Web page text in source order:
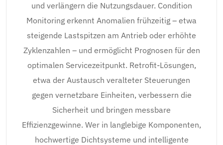
und verlängern die Nutzungsdauer. Condition
Monitoring erkennt Anomalien frühzeitig – etwa
steigende Lastspitzen am Antrieb oder erhöhte
Zyklenzahlen – und ermöglicht Prognosen für den
optimalen Servicezeitpunkt. Retrofit-Lösungen,
etwa der Austausch veralteter Steuerungen
gegen vernetzbare Einheiten, verbessern die
Sicherheit und bringen messbare
Effizienzgewinne. Wer in langlebige Komponenten,
hochwertige Dichtsysteme und intelligente